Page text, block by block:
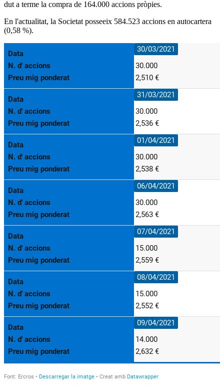
dut a terme la compra de 164.000 accions pròpies.
En l'actualitat, la Societat posseeix 584.523 accions en autocartera
(0,58 %).